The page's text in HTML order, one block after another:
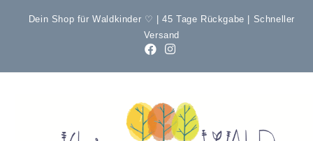
Dein Shop für Waldkinder ♡ | 45 Tage Rückgabe | Schneller
Versand